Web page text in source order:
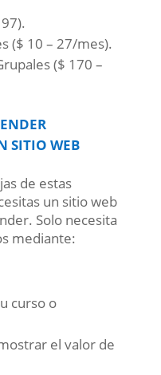
($ 10 – 27/mes).
($ 170 –
SITIO WEB
de estas
un sitio web
Solo necesita
mediante:
curso o
el valor de